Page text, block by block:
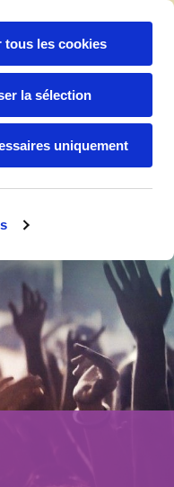
tous les cookies
la sélection
uniquement
30 59 44